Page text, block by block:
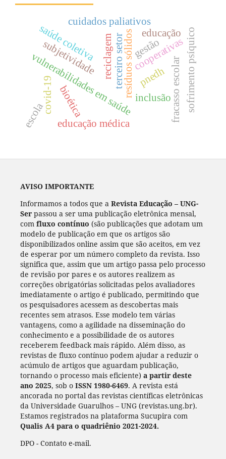
resíduos sólidos
reciclagem cooperativas
vulnerabilidades em saúde
saúde coletiva
bioética
educação médica
cuidados paliativos
subjetividade sofrimento psíquico
terceiro setor gestão
fracasso escolar
educação
inclusão
covid-19 pnedh
escola
AVISO IMPORTANTE
Informamos a todos que a Revista Educação – UNG-
Serpassou a ser uma publicação eletrônica mensal,
com fluxo contínuo (são publicações que adotam um
modelo de publicação em que os artigos são
disponibilizados online assim que são aceitos, em vez
de esperar por um número completo da revista. Isso
significa que, assim que um artigo passa pelo processo
de revisão por pares e os autores realizem as
correções obrigatórias solicitadas pelos avaliadores
imediatamente o artigo é publicado, permitindo que
os pesquisadores acessem as descobertas mais
recentes sem atrasos. Esse modelo tem várias
vantagens, como a agilidade na disseminação do
conhecimento e a possibilidade de os autores
receberem feedback mais rápido. Além disso, as
revistas de fluxo contínuo podem ajudar a reduzir o
acúmulo de artigos que aguardam publicação,
tornando o processo mais eficiente) a partir deste
ano 2025, sob o ISSN 1980-6469. A revista está
ancorada no portal das revistas científicas eletrônicas
da Universidade Guarulhos – UNG (revistas.ung.br).
Estamos registrados na plataforma Sucupira com
Qualis A4 para o quadriênio 2021-2024.
DPO - Contato e-mail.